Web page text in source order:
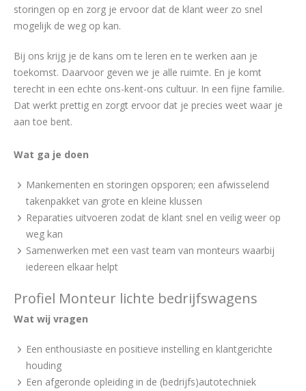
storingen op en zorg je ervoor dat de klant weer zo snel
mogelijk de weg op kan.
Bij ons krijg je de kans om te leren en te werken aan je
toekomst. Daarvoor geven we je alle ruimte. En je komt
terecht in een echte ons-kent-ons cultuur. In een fijne familie.
Dat werkt prettig en zorgt ervoor dat je precies weet waar je
aan toe bent.
Wat ga je doen
Mankementen en storingen opsporen; een afwisselend
takenpakket van grote en kleine klussen
Reparaties uitvoeren zodat de klant snel en veilig weer op
weg kan
Samenwerken met een vast team van monteurs waarbij
iedereen elkaar helpt
Profiel Monteur lichte bedrijfswagens
Wat wij vragen
Een enthousiaste en positieve instelling en klantgerichte
houding
Een afgeronde opleiding in de (bedrijfs)autotechniek